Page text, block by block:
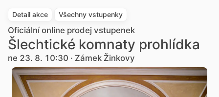
Detail akce Všechny vstupenky
Oficiální online prodej vstupenek
Šlechtické komnaty prohlídka
ne 23. 8. 10:30 · Zámek Žinkovy